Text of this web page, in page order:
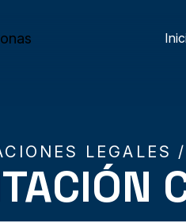
LEGALES /